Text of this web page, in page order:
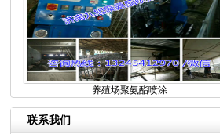
养殖场聚氨酯喷涂
联系我们